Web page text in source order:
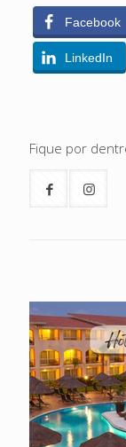
Facebook
LinkedIn
Fique por